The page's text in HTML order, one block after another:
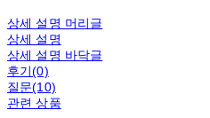
상세 설명 머리글
상세 설명
상세 설명 바닥글
후기(0)
질문(10)
관련 상품